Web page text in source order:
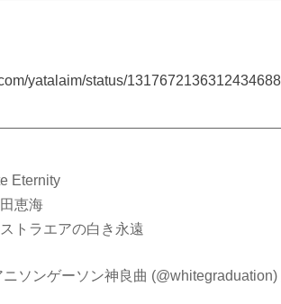
yatalaim/status/1317672136312434688
Eternity
恵海
トラエアの白き永遠
ソンゲーソン神良曲 (@whitegraduation)